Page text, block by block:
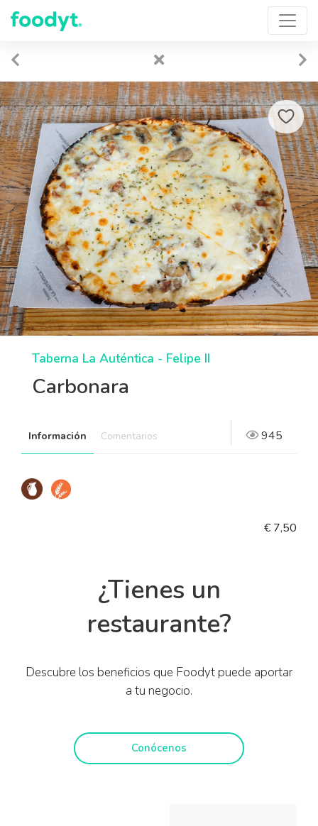
Taberna La Auténtica - Felipe II
Carbonara
Información Comentarios 945
€ 7,50
¿Tienes un
restaurante?
Descubre los beneficios que Foodyt puede aportar
a tu negocio.
Conócenos